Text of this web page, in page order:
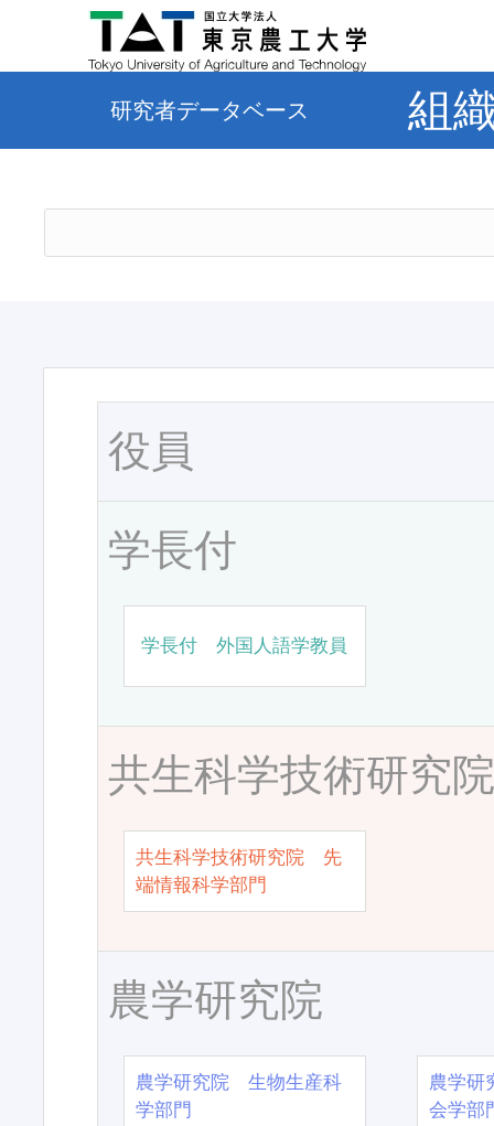
研究者データベース 組
役員
学長付
学長付 外国人語学教員
共生科学技術研究
共生科学技術研究院 先
端情報科学部門
農学研究院
農学研究院 生物生産科
学部門
農学
会学部